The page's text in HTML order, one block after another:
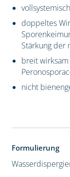
doppeltes
Stärkung der
breit wirksam
nicht
Formulierung